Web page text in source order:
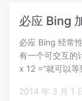
必应 Bing
必应 Bing 经常
有一个可交互的
x 12 =”就可以